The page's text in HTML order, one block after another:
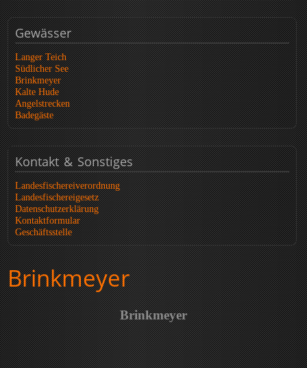
Gewässer
Langer Teich
Südlicher See
Brinkmeyer
Kalte Hude
Angelstrecken
Badegäste
Kontakt& Sonstiges
Landesfischereiverordnung
Landesfischereigesetz
Datenschutzerklärung
Kontaktformular
Geschäftsstelle
Brinkmeyer
Brinkmeyer